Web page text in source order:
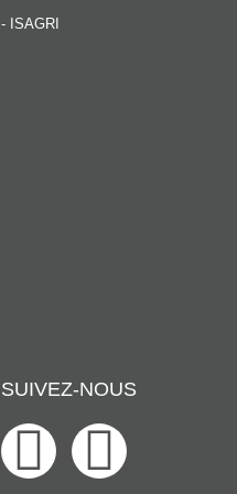
- ISAGRI
SUIVEZ-NOUS
F
L